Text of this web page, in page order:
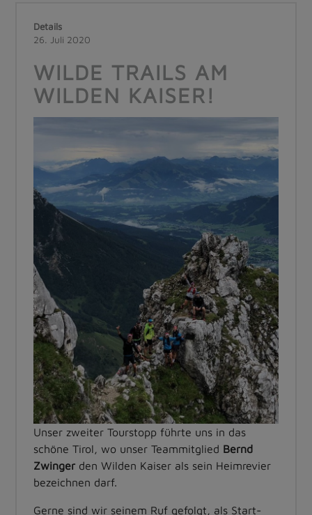
Details
26. Juli 2020
WILDE TRAILS AM
WILDEN KAISER!
Unser zweiter Tourstopp führte uns in das
schöne Tirol, wo unser Teammitglied Bernd
Zwinger den Wilden Kaiser als sein Heimrevier
bezeichnen darf.
Gerne sind wir seinem Ruf gefolgt, als Start-